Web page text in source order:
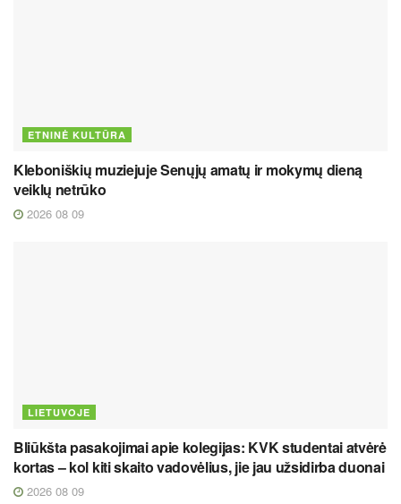
ETNINĖ KULTŪRA
Kleboniškių muziejuje Senųjų amatų ir mokymų dieną
veiklų netrūko
2026 08 09
LIETUVOJE
Bliūkšta pasakojimai apie kolegijas: KVK studentai atvėrė
kortas – kol kiti skaito vadovėlius, jie jau užsidirba duonai
2026 08 09